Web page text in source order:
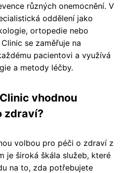
různých onemocnění. V
oddělení jako
ortopedie nebo
se zaměřuje na
pacientovi a využívá
a metody léčby.
vhodnou
zdraví?
volbou pro péči o zdraví z
je široká škála služeb, které
na to, zda potřebujete